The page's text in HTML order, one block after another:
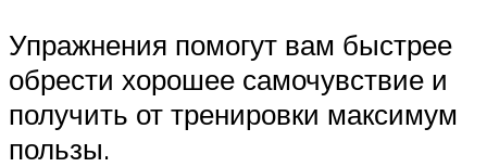
Упражнения помогут вам быстрее
обрести хорошее самочувствие и
получить от тренировки максимум
пользы.